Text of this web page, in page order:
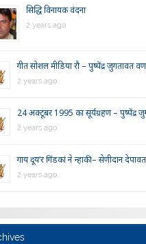
सिद्धि विनायक वंदना
2 years ago
गीत सोशल मीडिया रौ – पुष्पेंद्र जुगतावत
2 years ago
24 अक्टूबर 1995 का सूर्यग्रहण – पुष्पेंद्र
2 years ago
गाय दूय’र गिंडकां ने न्हाकी – सेणीदान देपावत
2 years ago